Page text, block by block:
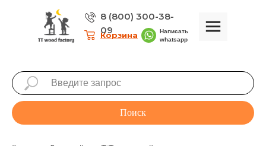
Корзина
8 (800) 300-38-
09
Написать
whatsapp
Поиск